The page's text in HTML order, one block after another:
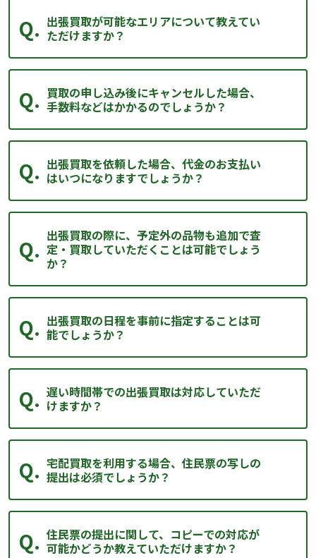
出張買取が可能なエリアについて教えてい
ただけますか？
買取の申し込み後にキャンセルした場合、
手数料などはかかるのでしょうか？
出張買取を依頼した場合、代金のお支払い
はいつになりますでしょうか？
出張買取の際に、予定外の品物も追加で査
定・買取していただくことは可能でしょう
か？
出張買取の日程を事前に指定することは可
能でしょうか？
遅い時間帯での出張買取は対応していただ
けますか？
宅配買取を利用する場合、住民票の写しの
提出は必須でしょうか？
住民票の提出に関して、コピーでの対応が
可能かどうか教えていただけますか？